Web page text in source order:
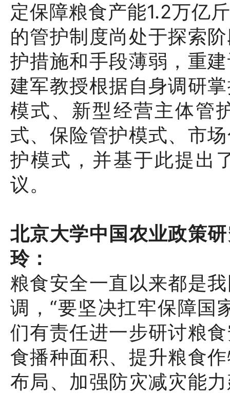
定保障粮食产能1.2万亿
的管护制度尚处于探索
护措施和手段薄弱，重
建军教授根据自身调研
模式、新型经营主体管
式、保险管护模式、市
护模式，并基于此提出
议。
北京大学中国农业政策
玲：
粮食安全一直以来都是
调，“要坚决扛牢保障国
们有责任进一步研讨粮
食播种面积、提升粮食
布局、加强防灾减灾能